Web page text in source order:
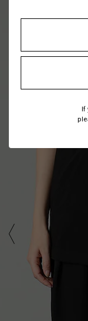
If